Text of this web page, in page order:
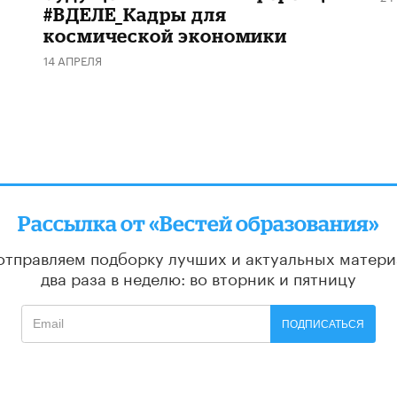
#ВДЕЛЕ_Кадры для
космической экономики
14 АПРЕЛЯ
Рассылка от «Вестей образования»
подборку лучших и актуальных
два раза в неделю: во вторник и пятницу
ПОДПИСАТЬСЯ